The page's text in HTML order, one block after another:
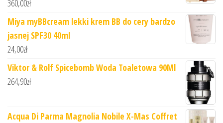
360,00zł
Miya myBBcream lekki krem BB do cery bardzo
jasnej SPF30 40ml
24,00zł
Viktor & Rolf Spicebomb Woda Toaletowa 90Ml
264,90zł
Acqua Di Parma Magnolia Nobile X-Mas Coffret